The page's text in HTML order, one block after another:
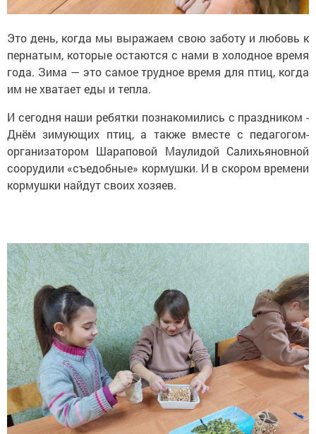
Это день, когда мы выражаем свою заботу и любовь к
пернатым, которые остаются с нами в холодное время
года. Зима — это самое трудное время для птиц, когда
им не хватает еды и тепла.
И сегодня наши ребятки познакомились с праздником -
Днём зимующих птиц, а также вместе с педагогом-
организатором Шараповой Маулидой Салихьяновной
соорудили «съедобные» кормушки. И в скором времени
кормушки найдут своих хозяев.